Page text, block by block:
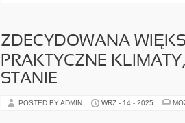
ZDECYDOWANA
PRAKTYCZNE
STANIE
POSTED BY ADMIN WRZ - 14 - 2025